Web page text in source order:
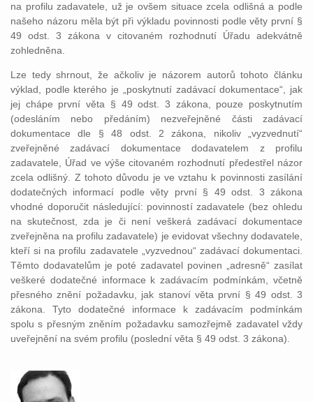
na profilu zadavatele, už je ovšem situace zcela odlišná a podle
našeho názoru měla být při výkladu povinnosti podle věty první §
49 odst. 3 zákona v citovaném rozhodnutí Úřadu adekvátně
zohledněna.
Lze tedy shrnout, že ačkoliv je názorem autorů tohoto článku
výklad, podle kterého je „poskytnutí zadávací dokumentace“, jak
jej chápe první věta § 49 odst. 3 zákona, pouze poskytnutím
(odesláním nebo předáním) nezveřejněné části zadávací
dokumentace dle § 48 odst. 2 zákona, nikoliv „vyzvednutí“
zveřejněné zadávací dokumentace dodavatelem z profilu
zadavatele, Úřad ve výše citovaném rozhodnutí předestřel názor
zcela odlišný. Z tohoto důvodu je ve vztahu k povinnosti zasílání
dodatečných informací podle věty první § 49 odst. 3 zákona
vhodné doporučit následující: povinností zadavatele (bez ohledu
na skutečnost, zda je či není veškerá zadávací dokumentace
zveřejněna na profilu zadavatele) je evidovat všechny dodavatele,
kteří si na profilu zadavatele „vyzvednou“ zadávací dokumentaci.
Těmto dodavatelům je poté zadavatel povinen „adresně“ zasílat
veškeré dodatečné informace k zadávacím podmínkám, včetně
přesného znění požadavku, jak stanoví věta první § 49 odst. 3
zákona. Tyto dodatečné informace k zadávacím podmínkám
spolu s přesným zněním požadavku samozřejmě zadavatel vždy
uveřejnění na svém profilu (poslední věta § 49 odst. 3 zákona).